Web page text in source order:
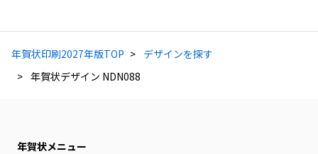
年賀状印刷2027年版TOP
デザインを探す
年賀状デザイン NDN088
年賀状メニュー